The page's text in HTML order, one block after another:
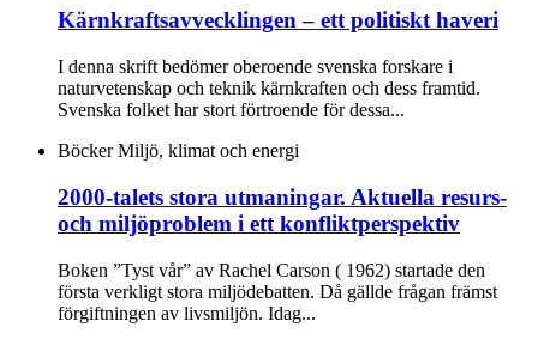
Kärnkraftsavvecklingen – ett politiskt haveri
I denna skrift bedömer oberoende svenska forskare i
naturvetenskap och teknik kärnkraften och dess framtid.
Svenska folket har stort förtroende för dessa...
Böcker Miljö, klimat och energi
2000-talets stora utmaningar. Aktuella resurs-
och miljöproblem i ett konfliktperspektiv
Boken ”Tyst vår” av Rachel Carson ( 1962) startade den
första verkligt stora miljödebatten. Då gällde frågan främst
förgiftningen av livsmiljön. Idag...